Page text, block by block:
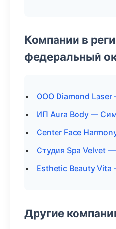
Компании в
федеральный
ООО Diamond
ИП Aura Body —
Center Face
Студия Spa Velvet
Esthetic Beauty Vita
Другие